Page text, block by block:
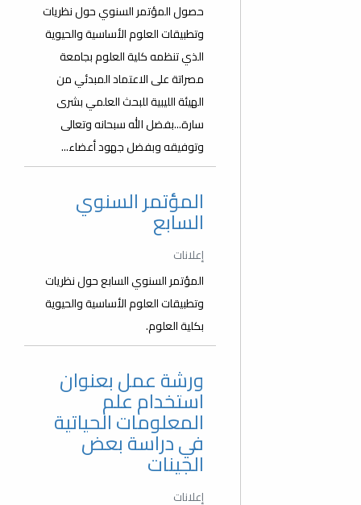
حصول المؤتمر السنوي حول نظريات
وتطبيقات العلوم الأساسية والحيوية
المؤتمر السنوي السابع حول نظريات
وتطبيقات العلوم الأساسية والحيوية